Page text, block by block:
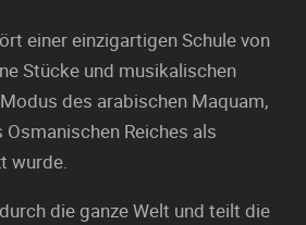
einer einzigartigen Schule von
Stücke und musikalischen
des arabischen Maquam,
Reiches als
wurde.
die ganze Welt und teilt die